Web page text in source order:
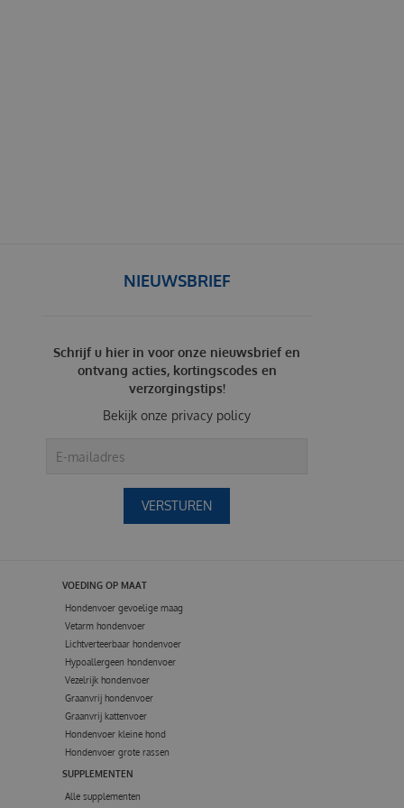
NIEUWSBRIEF
Schrijf u hier in voor onze nieuwsbrief en
ontvang acties, kortingscodes en
verzorgingstips!
Bekijk onze privacy policy
VOEDING OP MAAT
Hondenvoer gevoelige maag
Vetarm hondenvoer
Lichtverteerbaar hondenvoer
Hypoallergeen hondenvoer
Vezelrijk hondenvoer
Graanvrij hondenvoer
Graanvrij kattenvoer
Hondenvoer kleine hond
Hondenvoer grote rassen
SUPPLEMENTEN
Alle supplementen